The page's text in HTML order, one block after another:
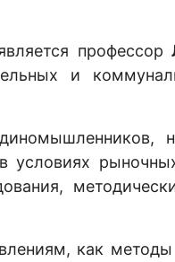
профессор
и
условиях
как